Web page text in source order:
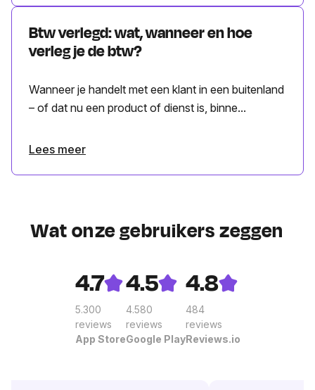
Btw verlegd: wat, wanneer en hoe
verleg je de btw?
Wanneer je handelt met een klant in een buitenland
– of dat nu een product of dienst is, binne...
Lees meer
Wat onze gebruikers zeggen
4.7
5.300
reviews
App Store
4.5
4.580
reviews
Google Play
4.8
484
reviews
Reviews.io